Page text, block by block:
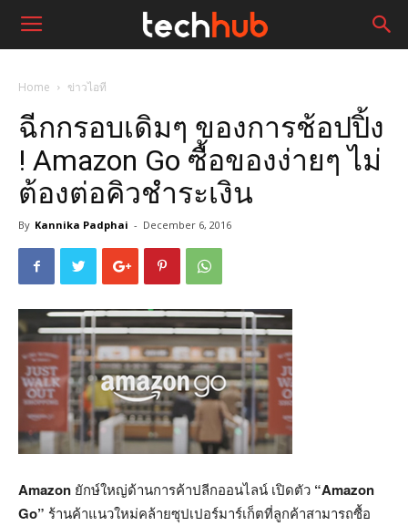
Home ข่าวไอที
ฉีกกรอบเดิมๆ ของการช้อปปิ้ง
! Amazon Go ซื้อของง่ายๆ ไม่
ต้องต่อคิวชำระเงิน
By Kannika Padphai - December 6, 2016
Amazon ยักษ์ใหญ่ด้านการค้าปลีกออนไลน์ เปิดตัว “Amazon
Go” ร้านค้าแนวใหม่คล้ายซุปเปอร์มาร์เก็ตที่ลูกค้าสามารถซื้อ